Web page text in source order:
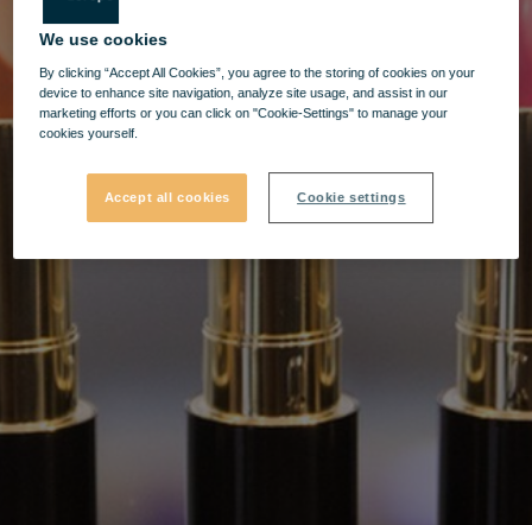
We use cookies
By clicking “Accept All Cookies”, you agree to the storing of cookies on your
device to enhance site navigation, analyze site usage, and assist in our
marketing efforts or you can click on "Cookie-Settings" to manage your
cookies yourself.
Accept all cookies Cookie settings